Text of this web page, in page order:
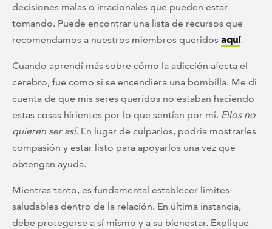
decisiones malas o irracionales que pueden estar
tomando. Puede encontrar una lista de recursos que
recomendamos a nuestros miembros queridos aquí.
Cuando aprendí más sobre cómo la adicción afecta el
cerebro, fue como si se encendiera una bombilla. Me di
cuenta de que mis seres queridos no estaban haciendo
estas cosas hirientes por lo que sentían por mí. Ellos no
quieren ser así. En lugar de culparlos, podría mostrarles
compasión y estar listo para apoyarlos una vez que
obtengan ayuda.
Mientras tanto, es fundamental establecer límites
saludables dentro de la relación. En última instancia,
debe protegerse a sí mismo y a su bienestar. Explique